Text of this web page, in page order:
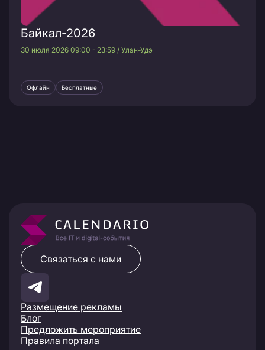
Байкал-2026
30 июля 2026 09:00 - 23:59 / Улан-Удэ
Офлайн Бесплатные
Размещение рекламы
Блог
Предложить мероприятие
Правила портала
Связаться с нами